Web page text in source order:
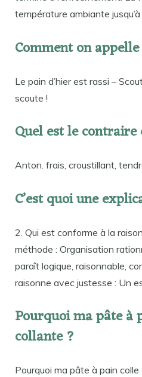
température ambiante
Comment on
Le pain d’hier est rassi –
scoute !
Quel est le contraire
Anton. frais, croustillant,
C’est quoi une
2. Qui est conforme à la
méthode : Organisation
paraît logique, raisonnable,
raisonne avec justesse : Un
Pourquoi ma pâte à
collante ?
Pourquoi ma pâte à pain